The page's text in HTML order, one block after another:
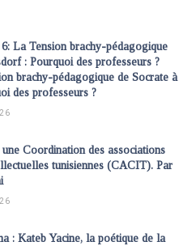
La Tension brachy-pédagogique
: Pourquoi des professeurs ?
brachy-pédagogique de Socrate à
des professeurs ?
Coordination des associations
tunisiennes (CACIT). Par
: Kateb Yacine, la poétique de la